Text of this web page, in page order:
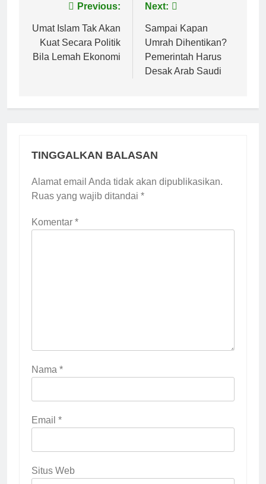
Navigasi
pos
Previous:
Umat Islam Tak Akan
Kuat Secara Politik
Bila Lemah Ekonomi
Next:
Sampai Kapan
Umrah Dihentikan?
Pemerintah Harus
Desak Arab Saudi
TINGGALKAN BALASAN
Alamat email Anda tidak akan dipublikasikan.
Ruas yang wajib ditandai *
Komentar *
Nama *
Email *
Situs Web